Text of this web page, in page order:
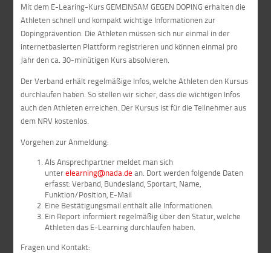
Mit dem E-Learing-Kurs GEMEINSAM GEGEN DOPING erhalten die
Athleten schnell und kompakt wichtige Informationen zur
Dopingprävention. Die Athleten müssen sich nur einmal in der
internetbasierten Plattform registrieren und können einmal pro
Jahr den ca. 30-minütigen Kurs absolvieren.
Der Verband erhält regelmäßige Infos, welche Athleten den Kursus
durchlaufen haben. So stellen wir sicher, dass die wichtigen Infos
auch den Athleten erreichen. Der Kursus ist für die Teilnehmer aus
dem NRV kostenlos.
Vorgehen zur Anmeldung:
Als Ansprechpartner meldet man sich
unterelearning@nada.de an. Dort werden folgende Daten
erfasst: Verband, Bundesland, Sportart, Name,
Funktion/Position, E-Mail
Eine Bestätigungsmail enthält alle Informationen.
Ein Report informiert regelmäßig über den Statur, welche
Athleten das E-Learning durchlaufen haben.
Fragen und Kontakt: